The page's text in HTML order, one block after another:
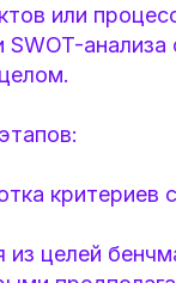
или
анализа
критериев
целей